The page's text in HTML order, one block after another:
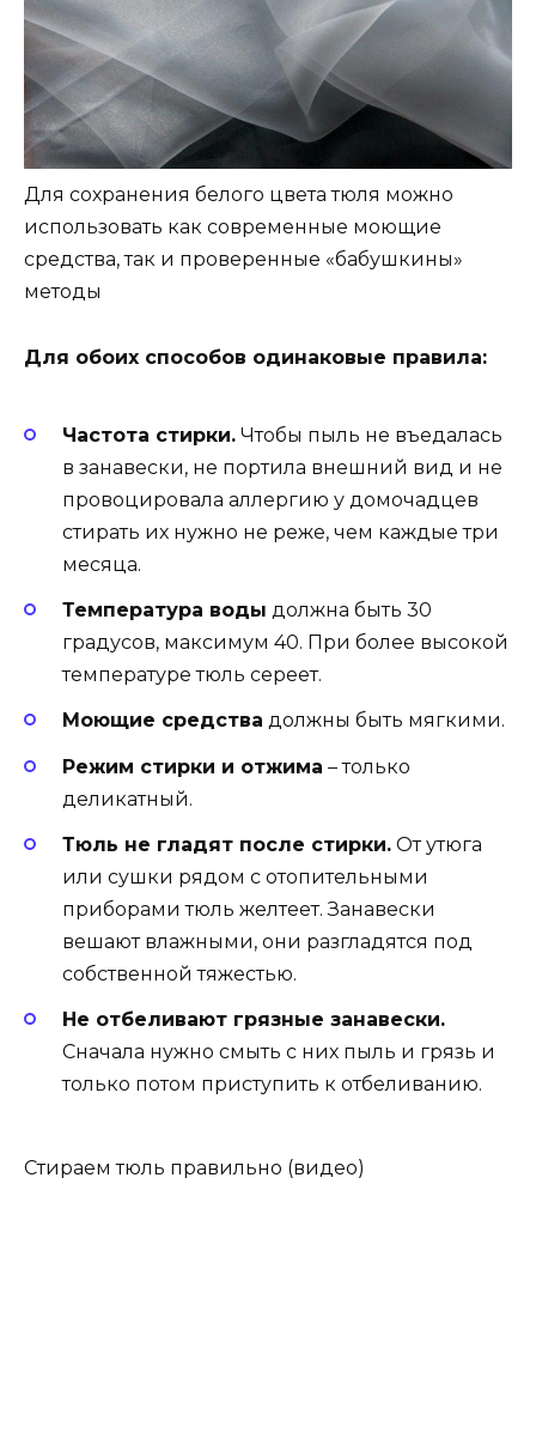
Для сохранения белого цвета тюля можно
использовать как современные моющие
средства, так и проверенные «бабушкины»
методы
Для обоих способов одинаковые правила:
Частота стирки. Чтобы пыль не въедалась
в занавески, не портила внешний вид и не
провоцировала аллергию у домочадцев
стирать их нужно не реже, чем каждые три
месяца.
Температура воды должна быть 30
градусов, максимум 40. При более высокой
температуре тюль сереет.
Моющие средства должны быть мягкими.
Режим стирки и отжима – только
деликатный.
Тюль не гладят после стирки. От утюга
или сушки рядом с отопительными
приборами тюль желтеет. Занавески
вешают влажными, они разгладятся под
собственной тяжестью.
Не отбеливают грязные занавески.
Сначала нужно смыть с них пыль и грязь и
только потом приступить к отбеливанию.
Стираем тюль правильно (видео)